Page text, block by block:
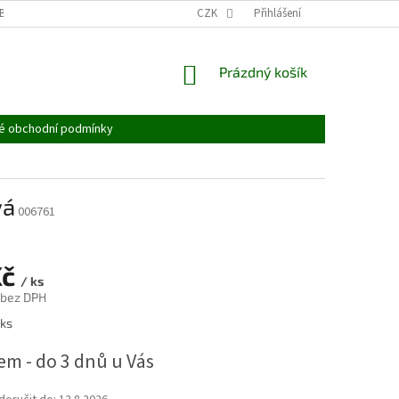
ELEKTROZAŘÍZENÍ OBALOVÉ MATERIÁLY
CZK Přihlášení
NÁKUPNÍ
Prázdný košík
obchodní podmínky
006761
/ ks
DPH
- do 3 dnů u Vás